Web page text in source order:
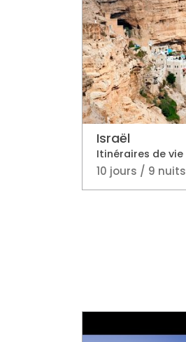
Israël
Itinéraires de vie
10 jours / 9 nuits